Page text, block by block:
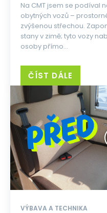
Na CMT jsem se podíval
obytných vozů –
zvýšenou střechou.
stany v zimě; tyto vozy
osoby přímo...
ČÍST DÁLE
VÝBAVA A TECHNIKA